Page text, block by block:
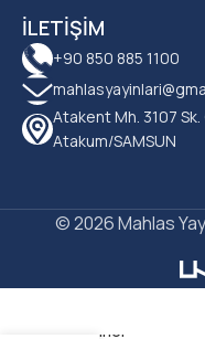
İLETIŞIM
+90 850 885 1100
Atakent Mh. 3107
Atakum/SAMSUN
© 2026 Mahlas
Aydıner –